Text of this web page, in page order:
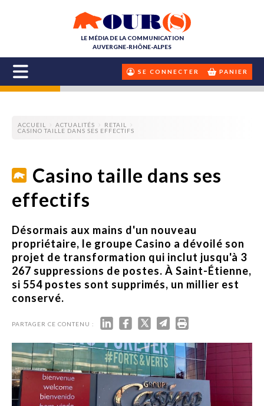
LE MÉDIA DE LA COMMUNICATION
AUVERGNE-RHÔNE-ALPES
SE CONNECTER PANIER
ACCUEIL ACTUALITÉS
RETAIL
CASINO TAILLE DANS SES EFFECTIFS
Casino taille dans ses
effectifs
Désormais aux mains d'un nouveau
propriétaire, le groupe Casino a dévoilé son
projet de transformation qui inclut jusqu'à 3
267 suppressions de postes. À Saint-Étienne,
si 554 postes sont supprimés, un millier est
conservé.
PARTAGER CE CONTENU :